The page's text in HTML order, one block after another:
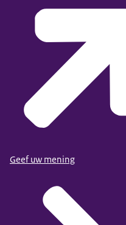
Geef uw mening